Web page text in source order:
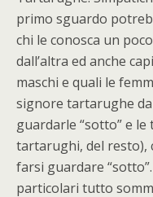
primo sguardo
chi le conosca un
dall’altra ed anche
maschi e quali le
signore tartarughe
guardarle “sotto” e
tartarughi, del resto),
farsi guardare
particolari tutto